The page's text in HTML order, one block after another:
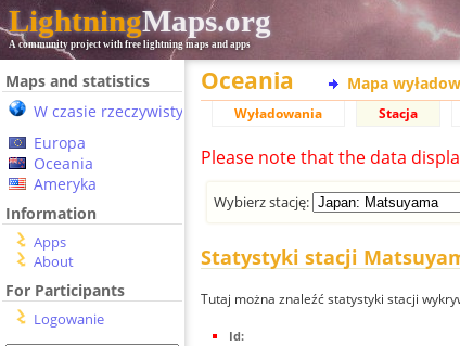
LightningMaps.org
A community project with free lightning maps and apps
Maps and statistics
W czasie rzeczywistym
Europa
Oceania
Ameryka
Information
Apps
About
For Participants
Logowanie
Oceania Mapa
Wyładowania Stacja
Please note that the data
Wybierz stację:
Statystyki stacji
Tutaj można znaleźć statystyki stacji
Id: